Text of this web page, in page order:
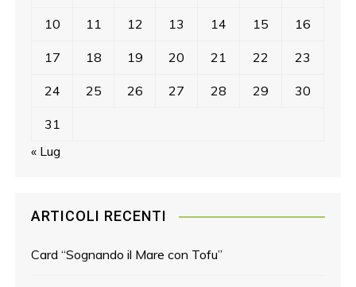
10 11 12 13 14 15 16
17 18 19 20 21 22 23
24 25 26 27 28 29 30
31
« Lug
ARTICOLI RECENTI
Card “Sognando il Mare con Tofu”